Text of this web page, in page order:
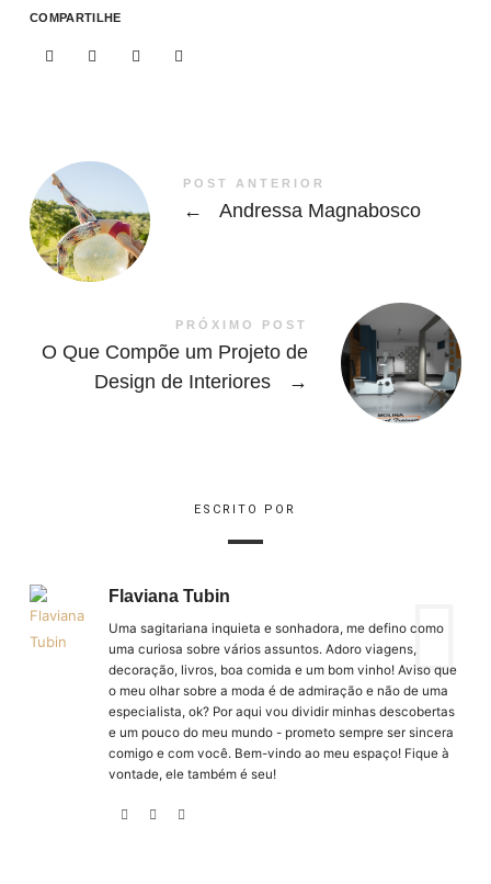
COMPARTILHE
POST ANTERIOR
← Andressa Magnabosco
PRÓXIMO POST
O Que Compõe um Projeto de
Design de Interiores
→
ESCRITO POR
Flaviana Tubin
Uma sagitariana inquieta e sonhadora, me defino como
uma curiosa sobre vários assuntos. Adoro viagens,
decoração, livros, boa comida e um bom vinho! Aviso que
o meu olhar sobre a moda é de admiração e não de uma
especialista, ok? Por aqui vou dividir minhas descobertas
e um pouco do meu mundo - prometo sempre ser sincera
comigo e com você. Bem-vindo ao meu espaço! Fique à
vontade, ele também é seu!